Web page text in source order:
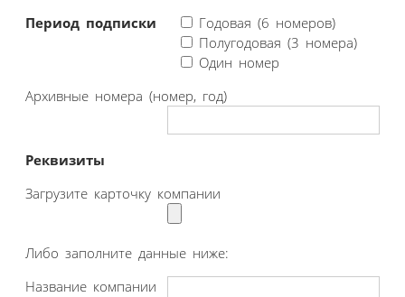
Период подписки
Годовая (6 номеров)
Полугодовая (3 номера)
Один номер
Архивные номера (номер, год)
Реквизиты
Загрузите карточку компании
Либо заполните данные ниже:
Название компании